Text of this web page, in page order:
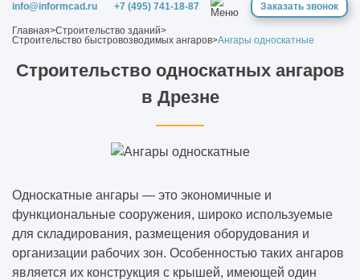
info@informcad.ru +7 (495) 741-18-87 Заказать звонок
Главная>Строительство зданий>
Строительство быстровозводимых ангаров>Ангары односкатные
Строительство односкатных ангаров
в Дрезне
Односкатные ангары — это экономичные и
функциональные сооружения, широко используемые
для складирования, размещения оборудования и
организации рабочих зон. Особенностью таких ангаров
является их конструкция с крышей, имеющей один